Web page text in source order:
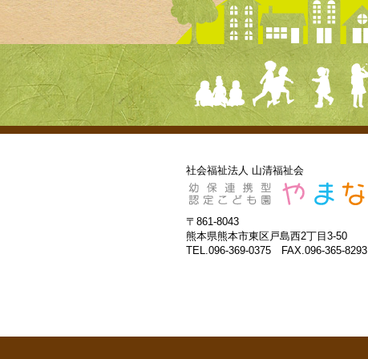
社会福祉法人 山清福祉会
〒861-8043
熊本県熊本市東区戸島西2丁目3-50
TEL.096-369-0375 FAX.096-365-8293